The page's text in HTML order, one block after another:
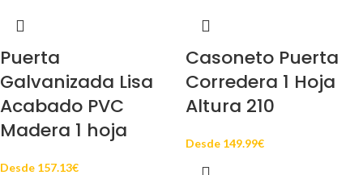
Puerta
Galvanizada Lisa
Acabado PVC
Madera 1 hoja
Desde 157.13€
Casoneto Puerta
Corredera 1 Hoja
Altura 210
Desde 149.99€